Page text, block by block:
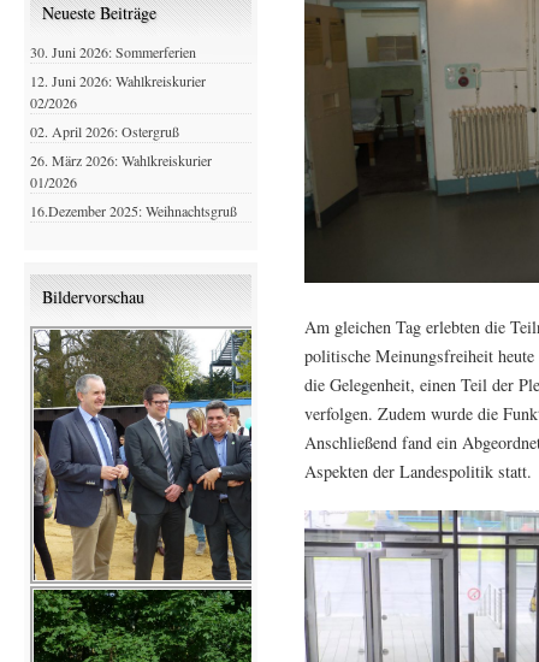
Am gleichen Tag erlebten die
politische Meinungsfreiheit
die Gelegenheit, einen Teil der
verfolgen. Zudem wurde die
Anschließend fand ein
Aspekten der Landespolitik statt.
Neueste Beiträge
30. Juni 2026: Sommerferien
12. Juni 2026: Wahlkreiskurier
02/2026
02. April 2026: Ostergruß
26. März 2026: Wahlkreiskurier
01/2026
16.Dezember 2025: Weihnachtsgruß
Bildervorschau